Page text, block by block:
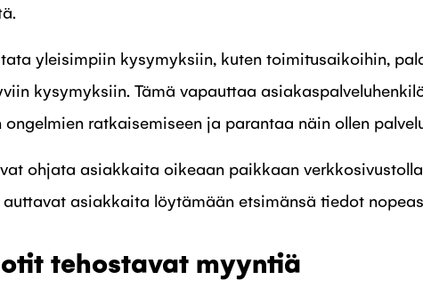
yleisimpiin kysymyksiin, kuten toimitusaikoihin,
kysymyksiin. Tämä vapauttaa
ratkaisemiseen ja parantaa näin ollen
ohjata asiakkaita oikeaan paikkaan
asiakkaita löytämään etsimänsä tiedot
tehostavat myyntiä